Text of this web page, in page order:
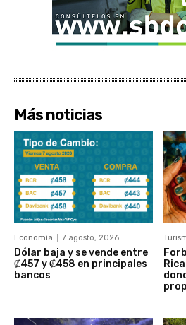
Más noticias
Economía 7 agosto, 2026
Dólar baja y se vende entre
₡457 y ₡458 en principales
bancos